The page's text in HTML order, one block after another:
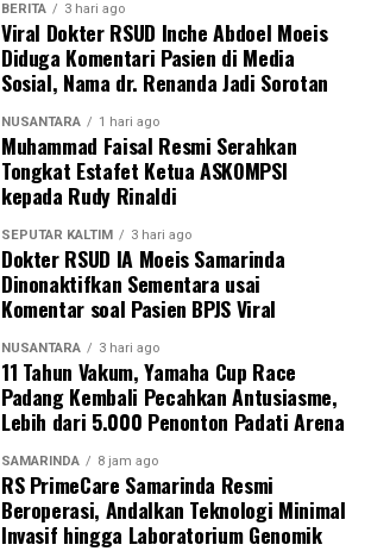
BERITA 3 hari ago
Viral Dokter RSUD Inche Abdoel Moeis
Diduga Komentari Pasien di Media
Sosial, Nama dr. Renanda Jadi Sorotan
NUSANTARA 1 hari ago
Muhammad Faisal Resmi Serahkan
Tongkat Estafet Ketua ASKOMPSI
kepada Rudy Rinaldi
SEPUTAR KALTIM 3 hari ago
Dokter RSUD IA Moeis Samarinda
Dinonaktifkan Sementara usai
Komentar soal Pasien BPJS Viral
NUSANTARA 3 hari ago
11 Tahun Vakum, Yamaha Cup Race
Padang Kembali Pecahkan Antusiasme,
Lebih dari 5.000 Penonton Padati Arena
SAMARINDA 8 jam ago
RS PrimeCare Samarinda Resmi
Beroperasi, Andalkan Teknologi Minimal
Invasif hingga Laboratorium Genomik